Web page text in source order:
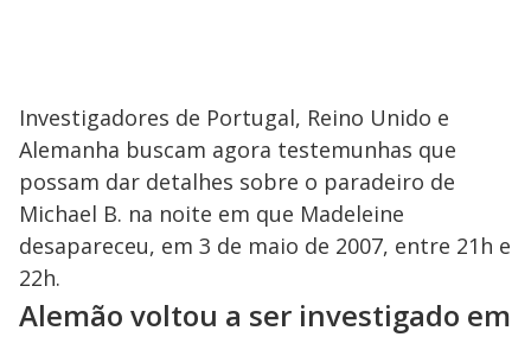
Investigadores de Portugal, Reino Unido e
Alemanha buscam agora testemunhas que
possam dar detalhes sobre o paradeiro de
Michael B. na noite em que Madeleine
desapareceu, em 3 de maio de 2007, entre 21h e
22h.
Alemão voltou a ser investigado em